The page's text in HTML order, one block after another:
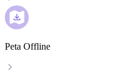
Peta Offline